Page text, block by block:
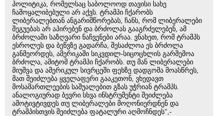
პოლიტიკა, რომელსაც საბოლოოდ თავისი სახე
ჩამოყალიბებული არ აქვს. ტრამპი ჩქარობს
ლიბერალებთან ანგარიშწორებას, ჩანს, რომ ლიბერალები
შეგუებას არ აპირებენ და ბრძოლას გააგრძელებენ, ამ
ბრძოლაში საზღვარი ნაჩვენები არაა. ვნახეთ, რომ ტრამპს
ესროლეს და ბეწვზე გადარჩა, შესაძლოა ეს ბრძოლა
განმეორდეს, ამერიკაში სიკვდილ-სიცოცხლის გარშემოა
ბრძოლა, ამიტომ ტრამპი ჩქარობს. თუ მან ლიბერალები
მიუშვა და ამერიკულ სივრცეში ფეხზე დადგომა მოასწრეს,
მათ შეიძლება ყველაფერი გააკეთონ, ვხედავთ
მოსამართლეების საშუალებით გზას უჭრიან ტრამპს.
ანალოგიურად ბევრი სხვა ინსტრუმენტი შეიძლება
ამოტივტივდეს თუ ლიბერალები მოღონიერდნენ და
ტრამპისთვის შეიძლება ფატალური აღმოჩნდეს",-